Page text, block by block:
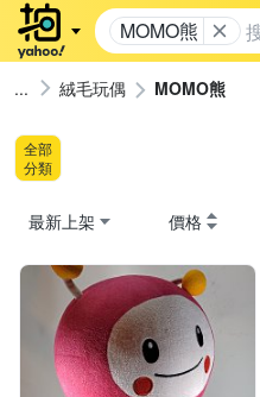
MOMO熊
絨毛玩偶 MOMO熊
全部
分類
最新上架 價格